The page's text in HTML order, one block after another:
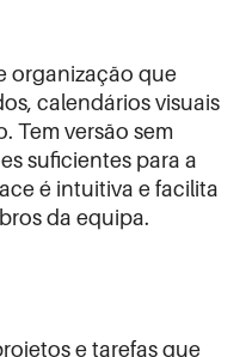
organização que
calendários visuais
Tem versão sem
suficientes para a
é intuitiva e facilita
da equipa.
e tarefas que